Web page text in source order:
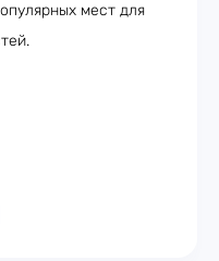
мест для